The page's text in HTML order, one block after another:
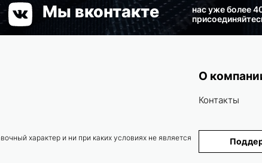
Мы вконтакте
нас уже более
характер и ни при каких условиях не является
О
Контакты